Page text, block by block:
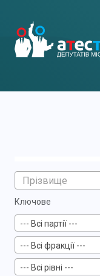
Ключове
--- Всі партії ---
--- Всі фракції ---
--- Всі рівні ---